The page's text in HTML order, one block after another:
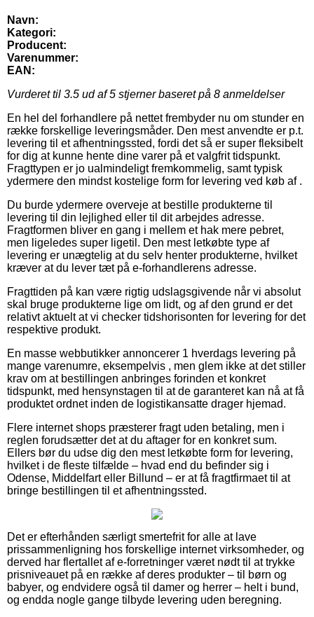
Navn:
Kategori:
Producent:
Varenummer:
EAN:
Vurderet til 3.5 ud af 5 stjerner baseret på 8 anmeldelser
En hel del forhandlere på nettet frembyder nu om stunder en
række forskellige leveringsmåder. Den mest anvendte er p.t.
levering til et afhentningssted, fordi det så er super fleksibelt
for dig at kunne hente dine varer på et valgfrit tidspunkt.
Fragttypen er jo ualmindeligt fremkommelig, samt typisk
ydermere den mindst kostelige form for levering ved køb af .
Du burde ydermere overveje at bestille produkterne til
levering til din lejlighed eller til dit arbejdes adresse.
Fragtformen bliver en gang i mellem et hak mere pebret,
men ligeledes super ligetil. Den mest letkøbte type af
levering er unægtelig at du selv henter produkterne, hvilket
kræver at du lever tæt på e-forhandlerens adresse.
Fragttiden på kan være rigtig udslagsgivende når vi absolut
skal bruge produkterne lige om lidt, og af den grund er det
relativt aktuelt at vi checker tidshorisonten for levering for det
respektive produkt.
En masse webbutikker annoncerer 1 hverdags levering på
mange varenumre, eksempelvis , men glem ikke at det stiller
krav om at bestillingen anbringes forinden et konkret
tidspunkt, med hensynstagen til at de garanteret kan nå at få
produktet ordnet inden de logistikansatte drager hjemad.
Flere internet shops præsterer fragt uden betaling, men i
reglen forudsætter det at du aftager for en konkret sum.
Ellers bør du udse dig den mest letkøbte form for levering,
hvilket i de fleste tilfælde – hvad end du befinder sig i
Odense, Middelfart eller Billund – er at få fragtfirmaet til at
bringe bestillingen til et afhentningssted.
Det er efterhånden særligt smertefrit for alle at lave
prissammenligning hos forskellige internet virksomheder, og
derved har flertallet af e-forretninger været nødt til at trykke
prisniveauet på en række af deres produkter – til børn og
babyer, og endvidere også til damer og herrer – helt i bund,
og endda nogle gange tilbyde levering uden beregning.